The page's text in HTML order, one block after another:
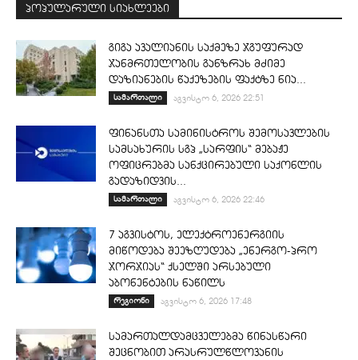
პოპულარული სიახლეები
გიგა ავალიანის საქმეზე ჯგუფურად
ჯანმრთელობის განზრახ მძიმე
დაზიანების წაქეზების ფაქტზე ნია...
სამართალი აგვისტო 6, 2026 22:51
ფინანსთა სამინისტროს შემოსავლების
სამსახურის სგპ „სარფის“ მებაჟე
ოფიცრებმა სანქცირებული საქონლის
გადაზიდვის...
სამართალი აგვისტო 6, 2026 22:46
7 აგვისტოს, ელექტროენერგიის
მიწოდება შეეზღუდება „ენერგო-პრო
ჯორჯიას“ ქსელში არსებული
აბონენტების ნაწილს
რეგიონი აგვისტო 6, 2026 17:48
სამართალდამცველებმა წინასწარი
შეცნობით არასრულწლოვანის